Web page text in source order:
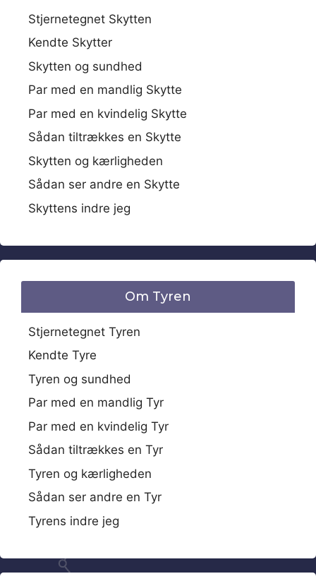
Stjernetegnet Skytten
Kendte Skytter
Skytten og sundhed
Par med en mandlig Skytte
Par med en kvindelig Skytte
Sådan tiltrækkes en Skytte
Skytten og kærligheden
Sådan ser andre en Skytte
Skyttens indre jeg
Om Tyren
Stjernetegnet Tyren
Kendte Tyre
Tyren og sundhed
Par med en mandlig Tyr
Par med en kvindelig Tyr
Sådan tiltrækkes en Tyr
Tyren og kærligheden
Sådan ser andre en Tyr
Tyrens indre jeg